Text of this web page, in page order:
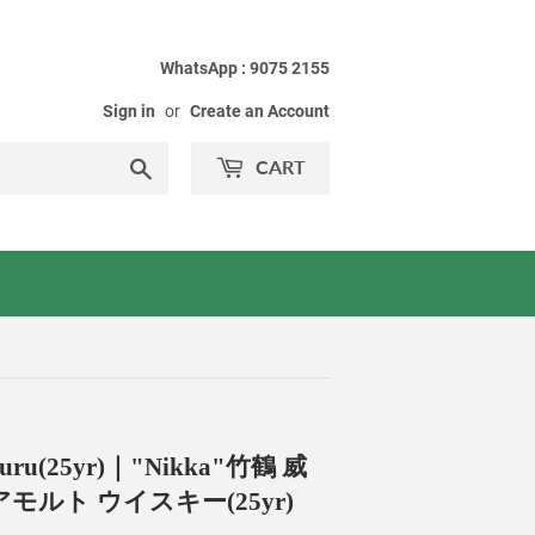
WhatsApp : 9075 2155
Sign in or Create an Account
CART
｜"Nikka"竹鶴 威
ルト ウイスキー(25yr)